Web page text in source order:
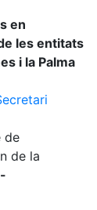
en
les entitats
i la Palma
de
de la